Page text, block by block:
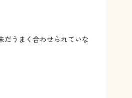
だうまく合わせられていな